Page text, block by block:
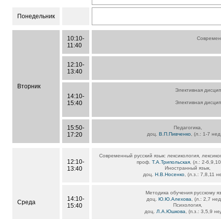
Понедельник
Вторник
10:10-
11:40
12:10-
13:40
14:10-
15:40
Элективная
Элективная
15:50-
17:20
Педагогика,
доц.В.П.Пивченко , (л.: 1-7
Среда
12:10-
13:40
Современный русский язык: лексикология,
проф. Т.А.Трипольская , (л.: 2-
Иностранный язык,
доц. Н.В.Носенко , (л.з.: 7,8,11
14:10-
15:40
Методика обучения русскому
доц.Ю.Ю.Алехова
, (л.: 2,7
Психология,
доц. Л.А.Юшкова , (п.з.: 3,5,9